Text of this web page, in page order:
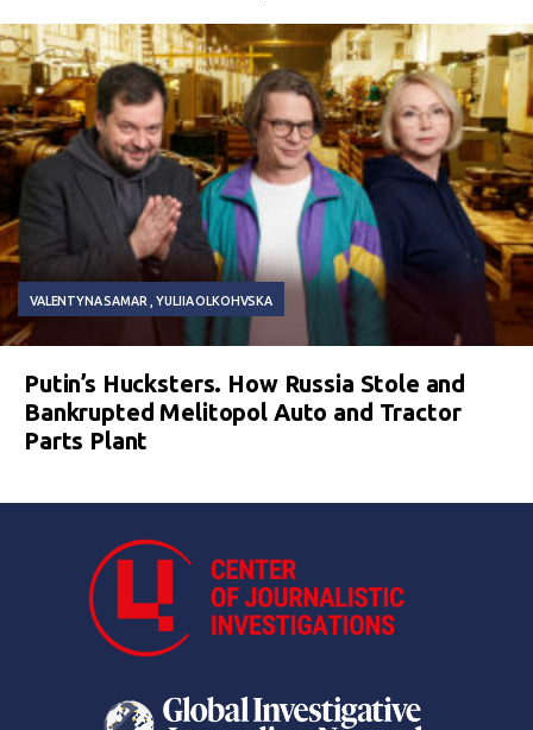
VALENTYNA SAMAR YULIIA OLKOHVSKA
Putin’s Hucksters. How Russia Stole and
Bankrupted Melitopol Auto and Tractor
Parts Plant